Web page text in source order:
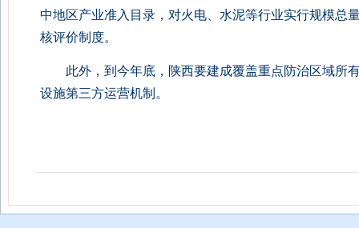
中地区产业准入目录，对火电、水泥等行业实行规模总
核评价制度。
此外，到今年底，陕西要建成覆盖重点防治区域所
设施第三方运营机制。